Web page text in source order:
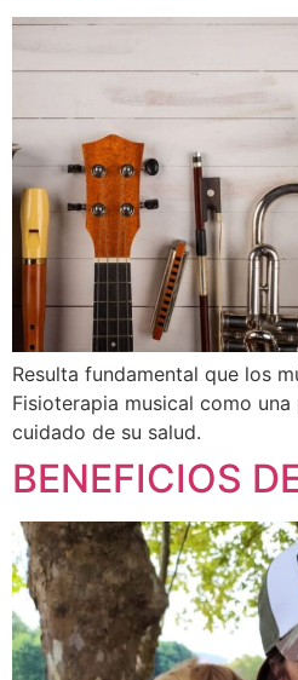
Resulta fundamental que los
Fisioterapia musical como
cuidado de su salud.
BENEFICIOS